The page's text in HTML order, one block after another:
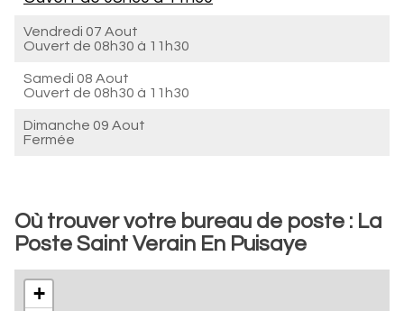
Vendredi 07 Aout
Ouvert de 08h30 à 11h30
Samedi 08 Aout
Ouvert de 08h30 à 11h30
Dimanche 09 Aout
Fermée
Où trouver votre bureau de poste : La
Poste Saint Verain En Puisaye
+